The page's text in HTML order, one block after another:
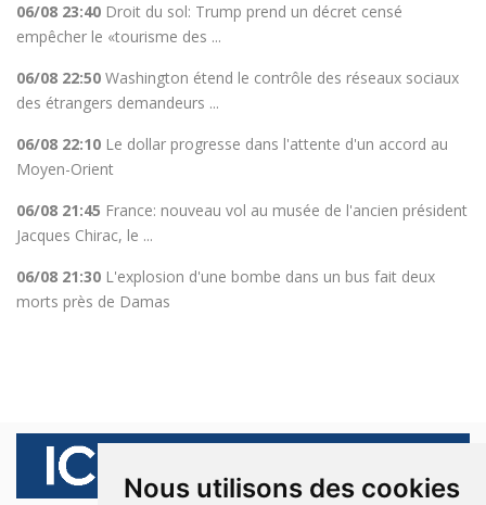
Nous utilisons des cookies
06/08 23:40 Droit du sol: Trump prend un décret censé
empêcher le «tourisme des ...
06/08 22:50 Washington étend le contrôle des réseaux sociaux
des étrangers demandeurs ...
06/08 22:10 Le dollar progresse dans l'attente d'un accord au
Moyen-Orient
06/08 21:45 France: nouveau vol au musée de l'ancien président
Jacques Chirac, le ...
06/08 21:30 L'explosion d'une bombe dans un bus fait deux
morts près de Damas